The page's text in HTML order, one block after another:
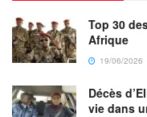
Top 30
Afrique
19/06/2026
Décès
vie dans